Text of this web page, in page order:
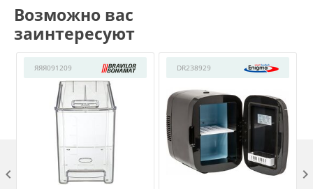
Возможно вас
заинтересуют
ЯЯЯ091209 DR238929
 